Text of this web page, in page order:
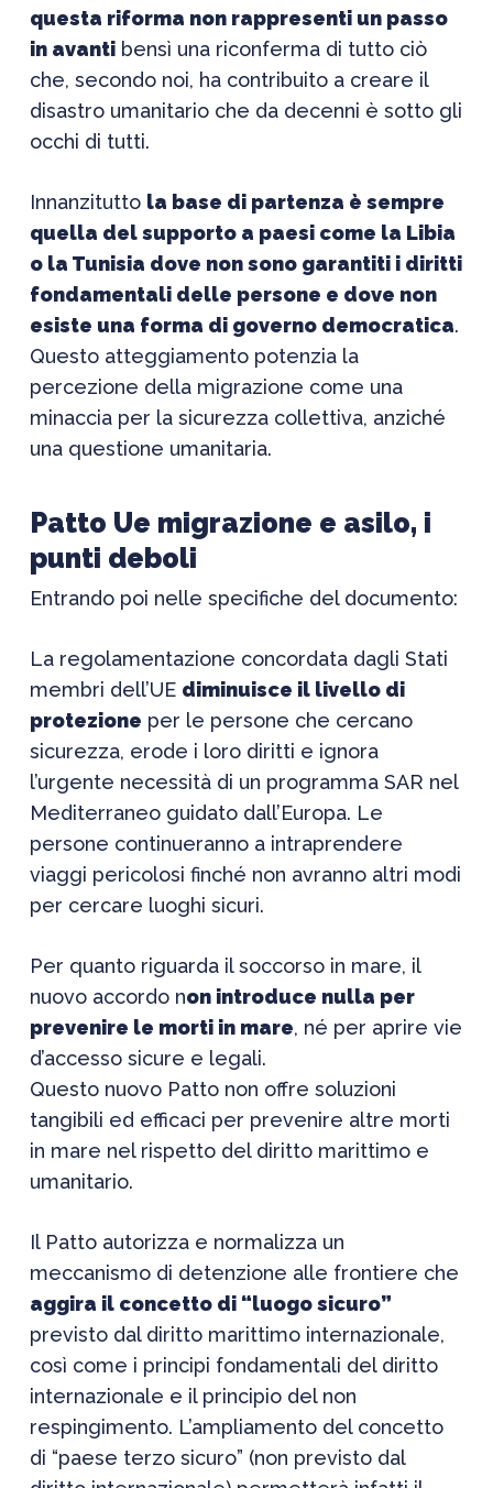
questa riforma non rappresenti un passo
in avantibensì una riconferma di tutto ciò
che, secondo noi, ha contribuito a creare il
disastro umanitario che da decenni è sotto gli
occhi di tutti.
Innanzitutto la base di partenza è sempre
quella del supporto a paesi come la Libia
o la Tunisia dove non sono garantiti i diritti
fondamentali delle persone e dove non
esiste una forma di governo democratica.
Questo atteggiamento potenzia la
percezione della migrazione come una
minaccia per la sicurezza collettiva, anziché
una questione umanitaria.
Patto Ue migrazione e asilo, i
punti deboli
Entrando poi nelle specifiche del documento:
La regolamentazione concordata dagli Stati
membri dell’UE diminuisce il livello di
protezione per le persone che cercano
sicurezza, erode i loro diritti e ignora
l’urgente necessità di un programma SAR nel
Mediterraneo guidato dall’Europa. Le
persone continueranno a intraprendere
viaggi pericolosi finché non avranno altri modi
per cercare luoghi sicuri.
Per quanto riguarda il soccorso in mare, il
nuovo accordo non introduce nulla per
prevenire le morti in mare, né per aprire vie
d’accesso sicure e legali.
Questo nuovo Patto non offre soluzioni
tangibili ed efficaci per prevenire altre morti
in mare nel rispetto del diritto marittimo e
umanitario.
Il Patto autorizza e normalizza un
meccanismo di detenzione alle frontiere che
aggira il concetto di “luogo sicuro”
previsto dal diritto marittimo internazionale,
così come i principi fondamentali del diritto
internazionale e il principio del non
respingimento. L’ampliamento del concetto
di “paese terzo sicuro” (non previsto dal